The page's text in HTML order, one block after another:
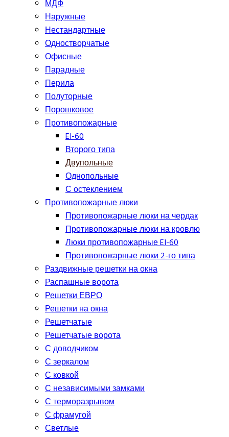
МДФ
Наружные
Нестандартные
Одностворчатые
Офисные
Парадные
Перила
Полуторные
Порошковое
Противопожарные
EI-60
Второго типа
Двупольные
Однопольные
С остеклением
Противопожарные люки
Противопожарные люки на чердак
Противопожарные люки на кровлю
Люки противопожарные EI-60
Противопожарные люки 2-го типа
Раздвижные решетки на окна
Распашные ворота
Решетки ЕВРО
Решетки на окна
Решетчатые
Решетчатые ворота
С доводчиком
С зеркалом
С ковкой
С независимыми замками
С терморазрывом
С фрамугой
Светлые